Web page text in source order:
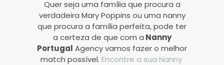
Quer seja uma família que procura a
verdadeira Mary Poppins ou uma nanny
que procura a família perfeita, pode ter
a certeza de que com a Nanny
Portugal Agency vamos fazer o melhor
match possível. Encontre a sua Nanny